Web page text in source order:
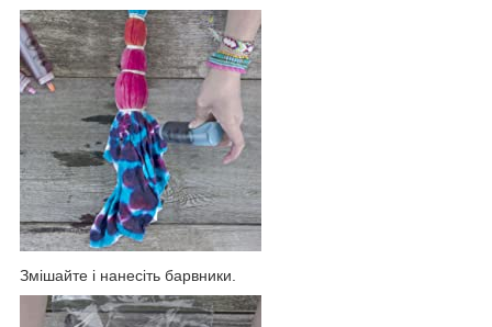
Змішайте і нанесіть барвники.